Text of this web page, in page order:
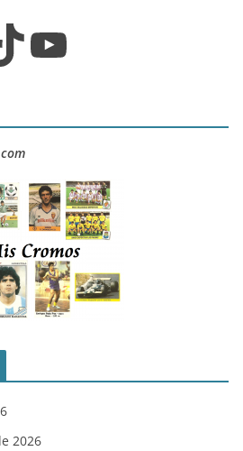
YouTube
2026